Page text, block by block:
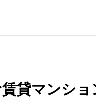
貸マンシ